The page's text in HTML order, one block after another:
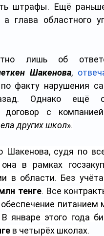
штрафы. Ещё
а глава областного
лишь об
Шакенова,
факту нарушения
договор с
других школ».
Шакенова, судя по
она в рамках
в области. Без
тенге. Все
январе этого года
в четырёх школах.